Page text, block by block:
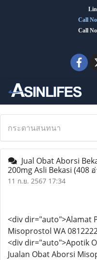
Call
Call
กระดานสนทนา
Jual Obat Aborsi
200mg Asli Bekasi (408
11 ก.ย. 2567 17:34
<div dir="auto">Alamat
Misoprostol WA
<div dir="auto">Apotik
Jualan Obat Aborsi